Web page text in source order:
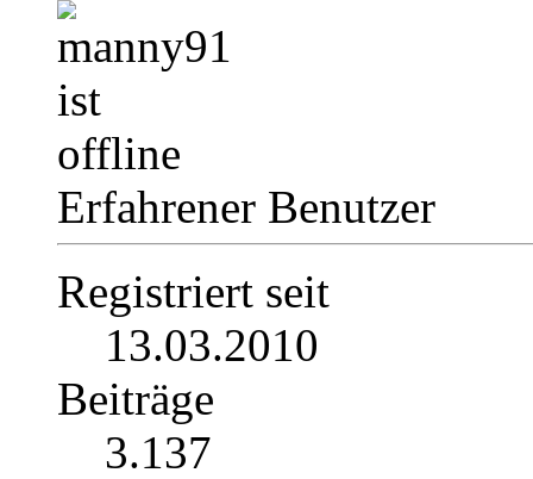
Erfahrener Benutzer
Registriert seit
13.03.2010
Beiträge
3.137